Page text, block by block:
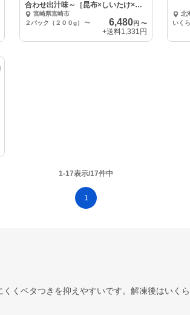
合わせ出汁味～［昆布×しいたけ×か
つお］
宮崎県宮崎市
２パック（２００g）
〜 6,480円〜
+送料1,331円
北
いく
1-17表示/17件中
1
くベタつきを抑えやすいです。解凍後はいく